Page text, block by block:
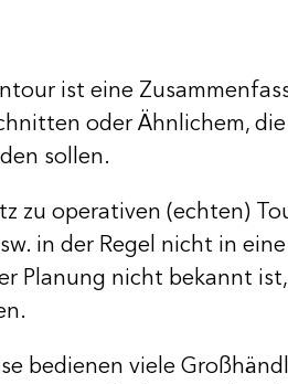
ist eine
oder Ähnlichem,
sollen.
zu operativen (echten)
in der Regel nicht in
Planung nicht bekannt
bedienen viele